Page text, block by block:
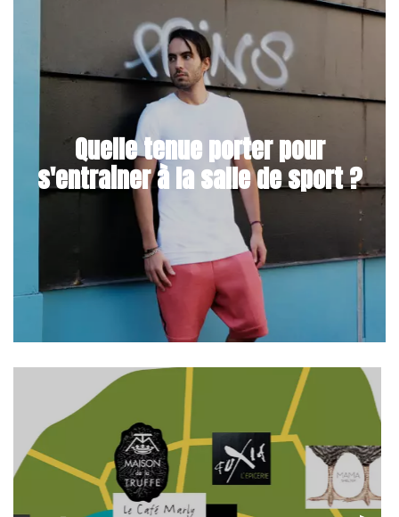
Quelle tenue porter pour
s'entrainer à la salle de sport ?